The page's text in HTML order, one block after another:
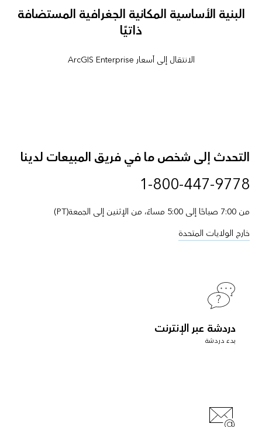
البنية الأساسية المكانية الجغرافية المستضافة
ذاتيًا
الانتقال إلى أسعار ArcGIS Enterprise
التحدث إلى شخص ما في فريق المبيعات لدينا
1-800-447-9778
من 7:00 صباحًا إلى 5:00 مساءً، من الإثنين إلى الجمعة(PT)
خارج الولايات المتحدة
دردشة عبر الإنترنت
بدء دردشة